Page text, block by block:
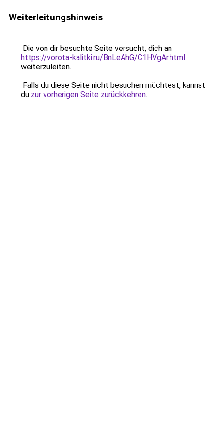
Weiterleitungshinweis
Die von dir besuchte Seite versucht, dich an
https://vorota-kalitki.ru/BnLeAhG/C1HVgAr.html
weiterzuleiten.
Falls du diese Seite nicht besuchen möchtest, kannst
du zur vorherigen Seite zurückkehren.